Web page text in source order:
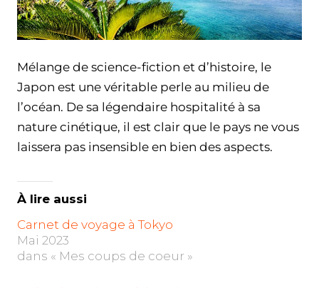
Mélange de science-fiction et d’histoire, le
Japon est une véritable perle au milieu de
l’océan. De sa légendaire hospitalité à sa
nature cinétique, il est clair que le pays ne vous
laissera pas insensible en bien des aspects.
À lire aussi
Carnet de voyage à Tokyo
Mai 2023
dans « Mes coups de coeur »